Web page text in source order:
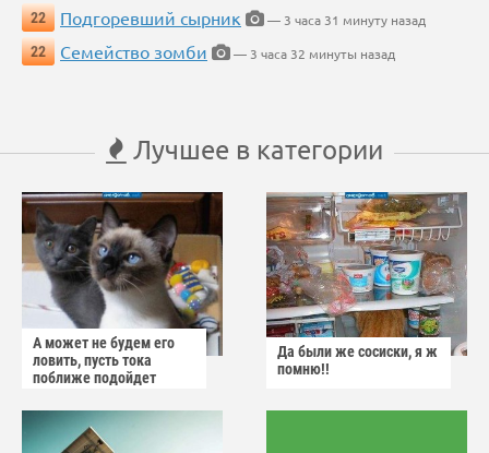
22
Подгоревший сырник
— 3 часа 31 минуту назад
22
Семейство зомби — 3 часа 32 минуты назад
Лучшее в категории
А может не будем его
ловить, пусть тока
поближе подойдет
Да были же сосиски, я ж
помню!!